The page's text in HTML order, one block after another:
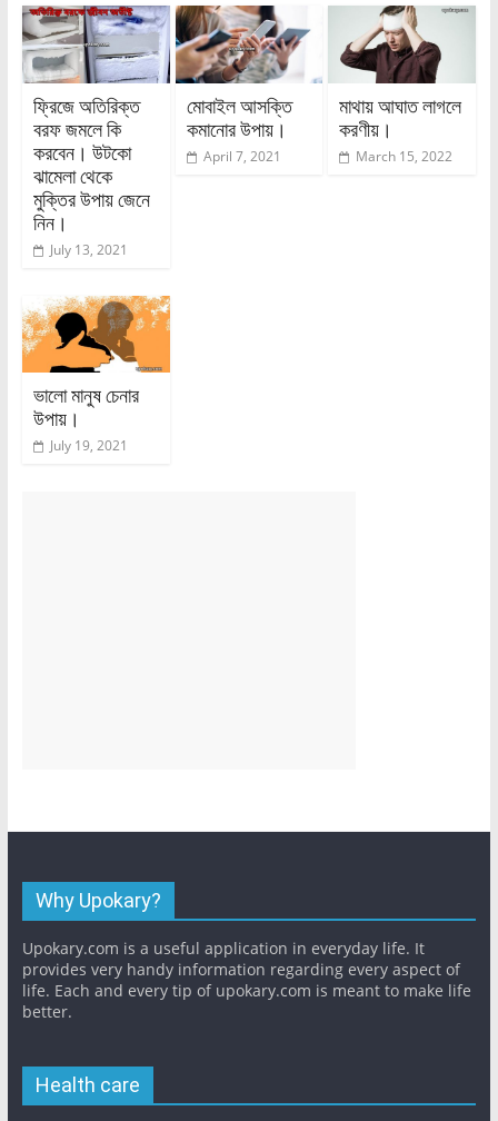
ফ্রিজে অতিরিক্ত
বরফ জমলে কি
করবেন। উটকো
ঝামেলা থেকে
মুক্তির উপায় জেনে
নিন।
July 13, 2021
মোবাইল আসক্তি
কমানোর উপায়।
April 7, 2021
মাথায় আঘাত লাগলে
করণীয়।
March 15, 2022
ভালো মানুষ চেনার
উপায়।
July 19, 2021
Why Upokary?
Upokary.com is a useful application in everyday life. It
provides very handy information regarding every aspect of
life. Each and every tip of upokary.com is meant to make life
better.
Health care